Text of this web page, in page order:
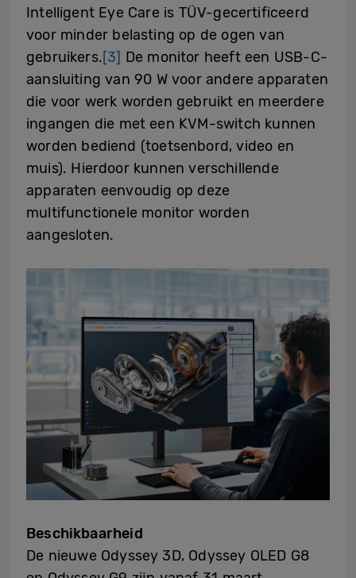
Intelligent Eye Care is TÜV-gecertificeerd
voor minder belasting op de ogen van
gebruikers.[3] De monitor heeft een USB-C-
aansluiting van 90 W voor andere apparaten
die voor werk worden gebruikt en meerdere
ingangen die met een KVM-switch kunnen
worden bediend (toetsenbord, video en
muis). Hierdoor kunnen verschillende
apparaten eenvoudig op deze
multifunctionele monitor worden
aangesloten.
Beschikbaarheid
De nieuwe Odyssey 3D, Odyssey OLED G8